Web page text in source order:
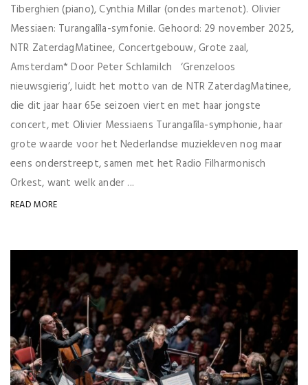
Tiberghien (piano), Cynthia Millar (ondes martenot). Olivier
Messiaen: Turangalîla-symfonie. Gehoord: 29 november 2025,
NTR ZaterdagMatinee, Concertgebouw, Grote zaal,
Amsterdam* Door Peter Schlamilch ‘Grenzeloos
nieuwsgierig’, luidt het motto van de NTR ZaterdagMatinee,
die dit jaar haar 65e seizoen viert en met haar jongste
concert, met Olivier Messiaens Turangalîla-symphonie, haar
grote waarde voor het Nederlandse muziekleven nog maar
eens onderstreept, samen met het Radio Filharmonisch
Orkest, want welk ander ...
READ MORE